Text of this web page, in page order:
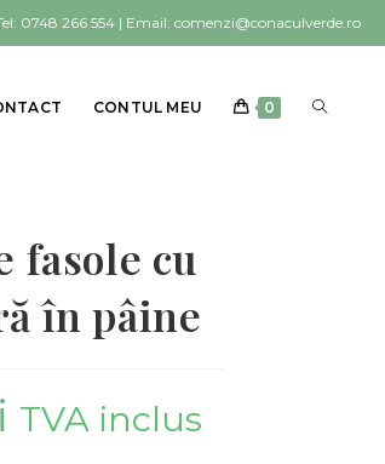
0748 266 554 | Email: comenzi@conaculverde.ro
CONTUL MEU 0
fasole cu
în pâine
TVA inclus